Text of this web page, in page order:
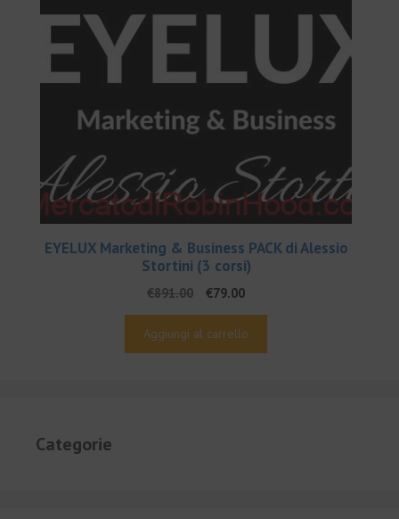
EYELUX Marketing & Business PACK di Alessio
Stortini (3 corsi)
€891.00
Il
prezzo
originale
€79.00Il
prezzo
attuale
Aggiungi al carrello
Categorie